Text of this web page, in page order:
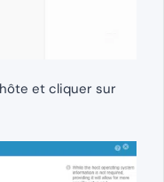
et cliquer sur